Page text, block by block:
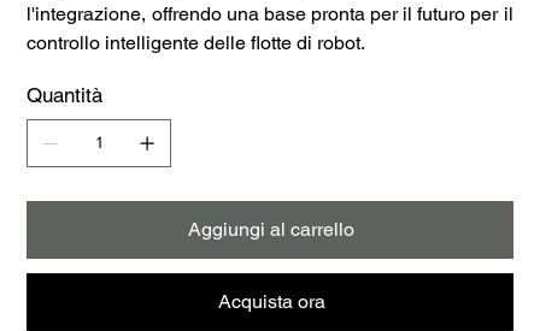
l'integrazione, offrendo una base pronta per il futuro per il
controllo intelligente delle flotte di robot.
Quantità
Aggiungi al carrello
Acquista ora